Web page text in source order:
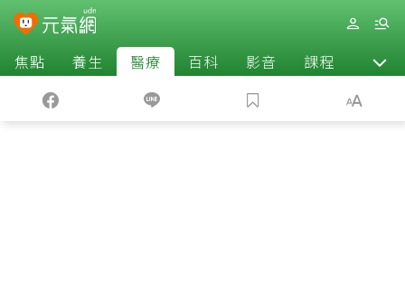
焦點 養生 醫療 百科 影音 課程 退休